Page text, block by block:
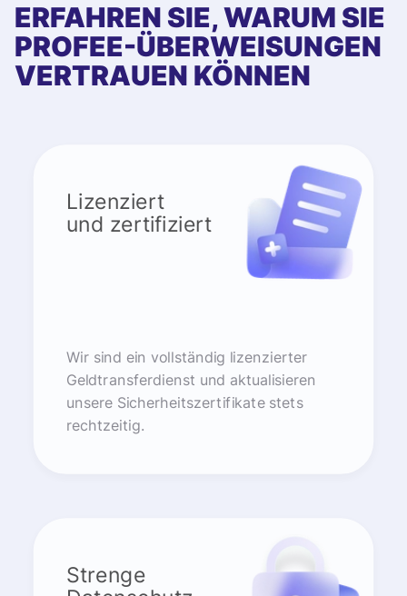
ERFAHREN SIE, WARUM SIE
PROFEE-ÜBERWEISUNGEN
VERTRAUEN KÖNNEN
Lizenziert
und zertifiziert
Wir sind ein vollständig lizenzierter
Geldtransferdienst und aktualisieren
unsere Sicherheitszertifikate stets
rechtzeitig.
Strenge